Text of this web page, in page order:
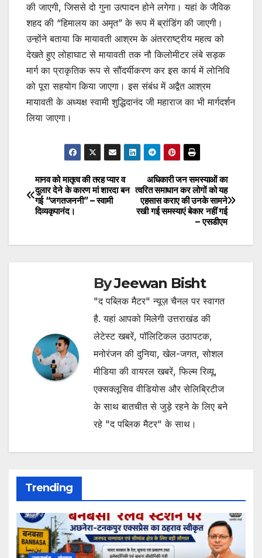
की जाएगी, जिससे दो गुना उत्पादन होने लगेगा। यहां के जैविक
शहद की “हिमालय का अमृत” के रूप में ब्रांडिंग की जाएगी।
उन्होंने बताया कि मायावती आश्रम के अंतरराष्ट्रीय महत्व को
देखते हुए लोहाघाट से मायावती तक नौ किलोमीटर लंबे सड़क
मार्ग का प्राकृतिक रूप से सौंदर्यीकरण कर इस कार्य में लोनिवि
को पूरा सहयोग किया जाएगा। इस संबंध में अद्वैत आश्रम
मायावती के अध्यक्ष स्वामी शुद्धिदानंद जी महाराज का भी मार्गदर्शन
लिया जाएगा।
Post
navigation
अधिकारी जन समस्याओं का
त्वरित समाधान कर लोगों को यह
एहसास कराए की उनके सामने
रखी गई समस्याएं बेकार नहीं गई
– एसडीएम
मानव को मातृत्व की तरह प्यार व
दुलार देने के कारण मां शारदा बन
गई “जगतजननी” – स्वामी
दिव्यकृपानंद।
ByJeewan Bisht
"द पब्लिक मैटर" न्यूज़ चैनल पर स्वागत
है. यहां आपको मिलेगी उत्तराखंड की
लेटेस्ट खबरें, पॉलिटिकल उठापटक,
मनोरंजन की दुनिया, खेल-जगत, सोशल
मीडिया की वायरल खबरें, फिल्म रिव्यू,
एक्सक्लूसिव वीडियोस और सेलिब्रिटीज
के साथ बातचीत से जुड़े रहने के लिए बने
रहे "द पब्लिक मैटर" के साथ।
Trending